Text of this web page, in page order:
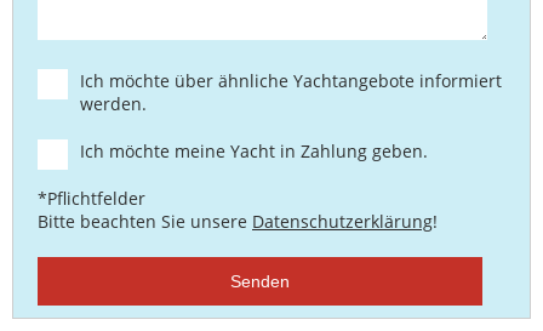
Ich möchte über ähnliche Yachtangebote informiert
werden.
Ich möchte meine Yacht in Zahlung geben.
*Pflichtfelder
Bitte beachten Sie unsere Datenschutzerklärung!
Senden